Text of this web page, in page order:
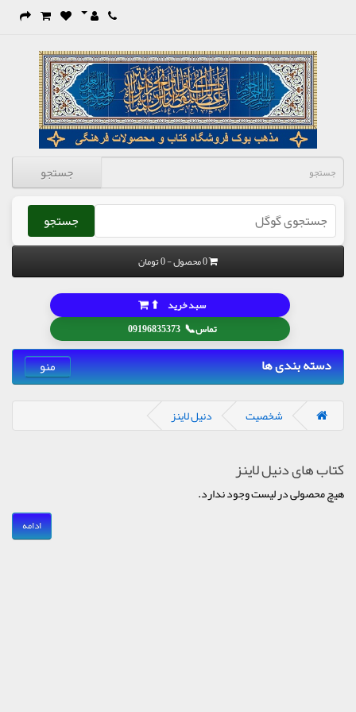
جستجو
جستجو
0 محصول - 0 تومان
تماس📞
09196835373
سبد خرید ⬆
دسته بندی ها منو
شخصیت دنیل لاینز
کتاب های دنیل لاینز
هیچ محصولی در لیست وجود ندارد.
ادامه